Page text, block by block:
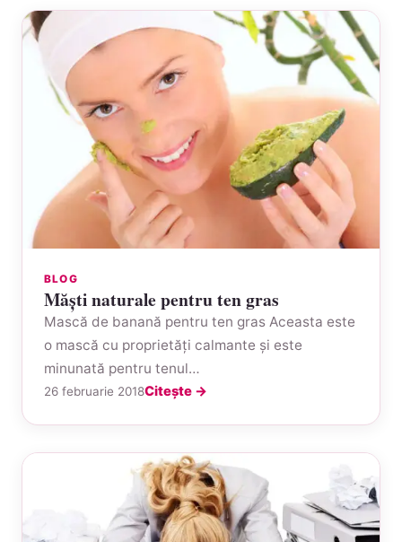
BLOG
Măşti naturale pentru ten gras
Mască de banană pentru ten gras Aceasta este
o mască cu proprietăţi calmante şi este
minunată pentru tenul…
26 februarie 2018Citește →